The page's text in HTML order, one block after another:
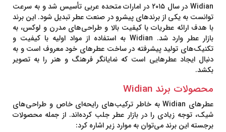
Widian درسال ۲۰۱۵
در امارات متحده عربی تأسیس شد و به سرعت
توانست به یکی از برندهای پیشرو در صنعت عطر تبدیل شود. این برند
با هدف ارائه عطریات با کیفیت بالا و طراحی‌های مدرن و لوکس، به
بازار عطر وارد شد. Widian به استفاده از مواد اولیه با کیفیت و
تکنیک‌های تولید پیشرفته در ساخت عطرهای خود معروف است و به
دنبال ایجاد عطرهایی است که نمایانگر فرهنگ و هنر را به تصویر
بکشد.
محصولات برند Widian
عطرهای Widianبه خاطر ترکیب‌های رایحه‌ای خاص و طراحی‌های
شیک، توجه زیادی را در بازار عطر جلب کرده‌اند. از جمله محصولات
برجسته این برند می‌توان به موارد زیر اشاره کرد: